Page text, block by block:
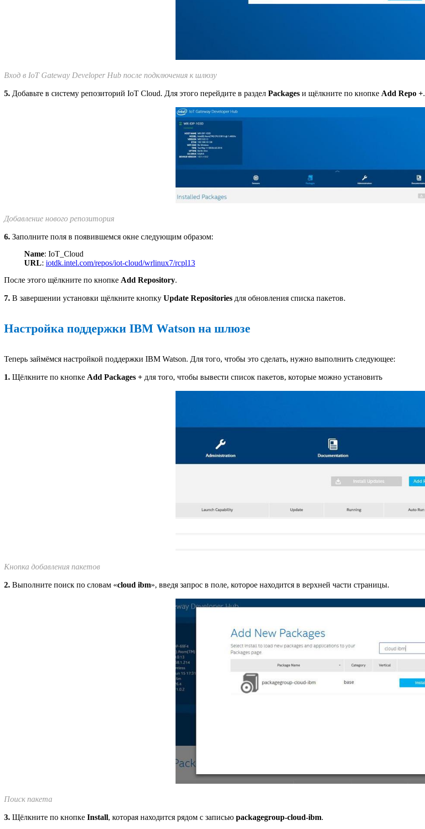
Вход в IoT Gateway Developer Hub после подключения к шлюзу
5. Добавьте в систему репозиторий IoT Cloud. Для этого перейдите в раздел Packages и щёлкните по кнопке Add Repo +.
Добавление нового репозитория
6. Заполните поля в появившемся окне следующим образом:
Name: IoT_Cloud
URL: iotdk.intel.com/repos/iot-cloud/wrlinux7/rcpl13
После этого щёлкните по кнопке Add Repository.
7. В завершении установки щёлкните кнопку Update Repositories для обновления списка пакетов.
Настройка поддержки IBM Watson на шлюзе
Теперь займёмся настройкой поддержки IBM Watson. Для того, чтобы это сделать, нужно выполнить следующее:
1. Щёлкните по кнопке Add Packages + для того, чтобы вывести список пакетов, которые можно установить
Кнопка добавления пакетов
2. Выполните поиск по словам «cloud ibm», введя запрос в поле, которое находится в верхней части страницы.
Поиск пакета
3. Щёлкните по кнопке Install, которая находится рядом с записью packagegroup-cloud-ibm.